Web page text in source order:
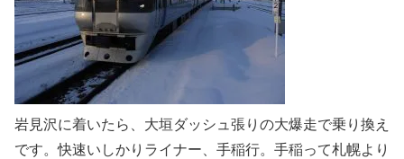
岩見沢に着いたら、大垣ダッシュ張りの大爆走で乗り換え
です。快速いしかりライナー、手稲行。手稲って札幌より